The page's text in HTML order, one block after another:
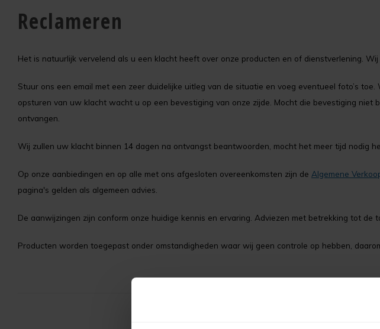
Reclameren
Het is natuurlijk vervelend als u een klacht heeft over onze producten en of dienstverlening.
Stuur ons een email met een zeer duidelijke uitleg van de situatie en voeg eventueel foto’s
opsturen van uw klacht wacht u op een bevestiging van onze zijde. Mocht die bevestiging
ontvangen.
Wij zullen uw klacht binnen 14 dagen na ontvangst beantwoorden, mocht het meer tijd nodig
Op onze aanbiedingen en op alle met ons afgesloten overeenkomsten zijn de Algemene
pagina's gelden als algemeen advies.
De aanwijzingen zijn conform onze huidige kennis en ervaring. Adviezen met betrekking tot
Producten worden toegepast onder omstandigheden waar wij geen controle op hebben,